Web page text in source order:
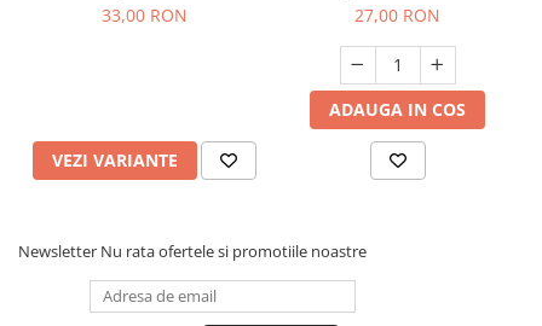
33,00 RON
VEZI VARIANTE
27,00 RON
ADAUGA IN COS
Newsletter Nu rata ofertele si promotiile noastre